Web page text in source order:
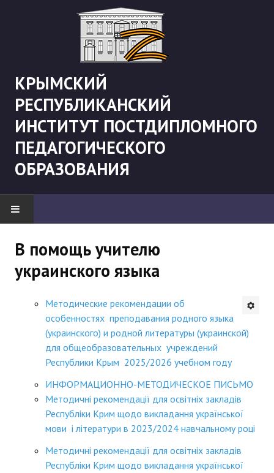
КРЫМСКИЙ
РЕСПУБЛИКАНСКИЙ
ИНСТИТУТ ПОСТДИПЛОМНОГО
ПЕДАГОГИЧЕСКОГО
ОБРАЗОВАНИЯ
"Боевая" русистика
АНОНСЫ
ИНСТИТУТ
Противодействие коррупции
В ПОМОЩЬ УЧИТЕЛЮ
Организация УВП
В помощь учителю
украинского языка
Методические рекомендации об
особенностях преподавания родного языка
(украинского) и родной литературы (украинской)
для общеобразовательных учреждений
Республики Крым 2025/2026 учебном году
ИНФОРМАЦИОННО-МЕТОДИЧЕСКОЕ ПИСЬМО
Методичні рекомендації для освітніх закладів
Республіки Крим щодо викладання української
мови і літератури в 2023/2024 навчальному році
Методичні рекомендації для освітніх закладів
Республіки Крим щодо викладання української